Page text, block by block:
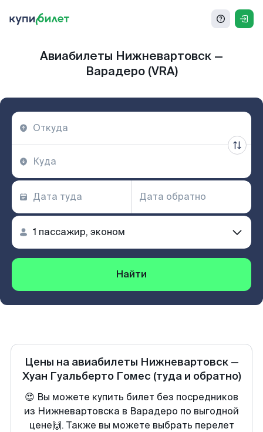
Авиабилеты Нижневартовск —
Варадеро (VRA)
Найти
Цены на авиабилеты Нижневартовск—
Хуан Гуальберто Гомес (туда и обратно)
😍 Вы можете купить билет без посредников
из Нижневартовска в Варадеро по выгодной
цене🙌. Также вы можете выбрать перелет